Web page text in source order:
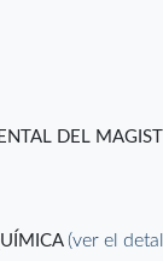
DEL
(ver el